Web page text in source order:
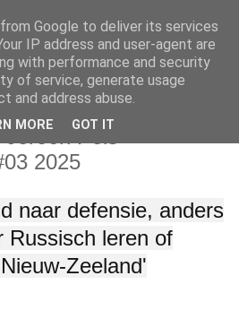
Jeroen Pols
2025
naar defensie, anders
Russisch leren of
Zeeland'
Google to deliver its services
IP address and user-agent are
with performance and security
of service, generate usage
and address abuse.
MORE GOT IT